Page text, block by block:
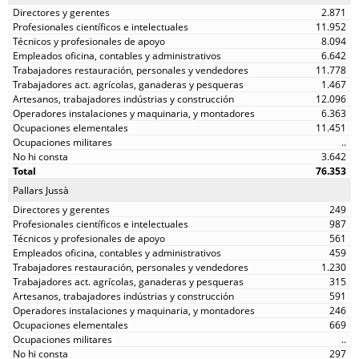
2.871
11.952
8.094
6.642
11.778
1.467
12.096
6.363
11.451
..
3.642
76.353
Pallars Jussà
249
987
561
459
1.230
315
591
246
669
..
297